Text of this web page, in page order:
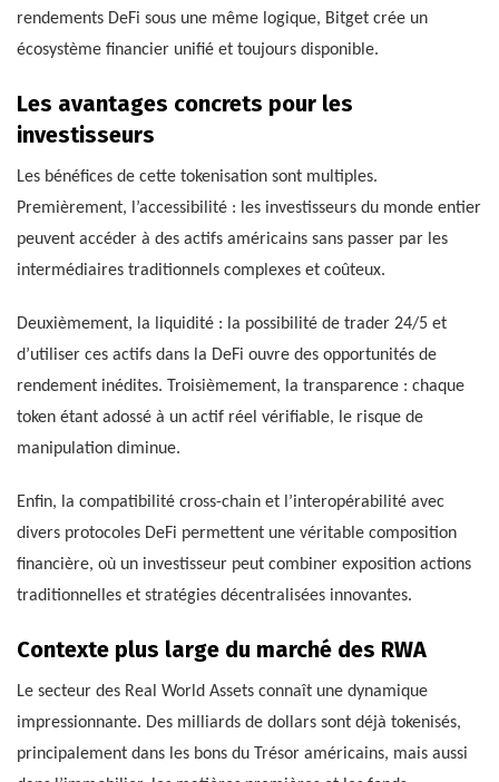
rendements DeFi sous une même logique, Bitget crée un
écosystème financier unifié et toujours disponible.
Les avantages concrets pour les
investisseurs
Les bénéfices de cette tokenisation sont multiples.
Premièrement, l’accessibilité : les investisseurs du monde entier
peuvent accéder à des actifs américains sans passer par les
intermédiaires traditionnels complexes et coûteux.
Deuxièmement, la liquidité : la possibilité de trader 24/5 et
d’utiliser ces actifs dans la DeFi ouvre des opportunités de
rendement inédites. Troisièmement, la transparence : chaque
token étant adossé à un actif réel vérifiable, le risque de
manipulation diminue.
Enfin, la compatibilité cross-chain et l’interopérabilité avec
divers protocoles DeFi permettent une véritable composition
financière, où un investisseur peut combiner exposition actions
traditionnelles et stratégies décentralisées innovantes.
Contexte plus large du marché des RWA
Le secteur des Real World Assets connaît une dynamique
impressionnante. Des milliards de dollars sont déjà tokenisés,
principalement dans les bons du Trésor américains, mais aussi